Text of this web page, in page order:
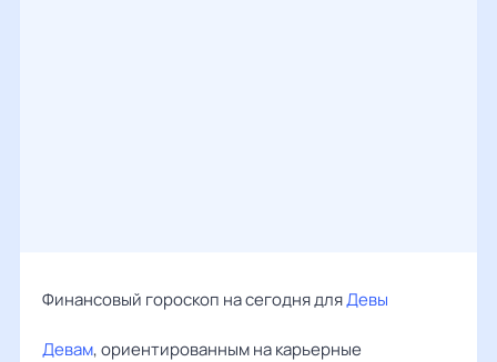
Финансовый гороскоп на сегодня дляДевы
Девам, ориентированным на карьерные